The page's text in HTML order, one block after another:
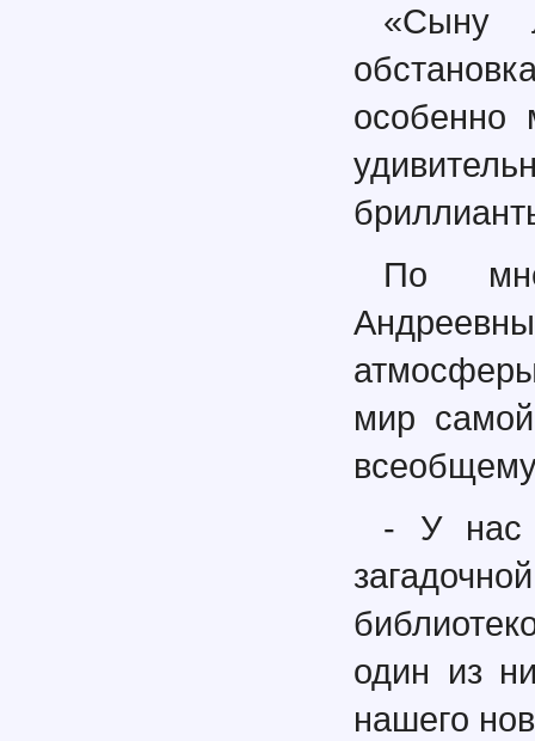
«Сыну
особенно
По
мир
- У нас
один из
нашего